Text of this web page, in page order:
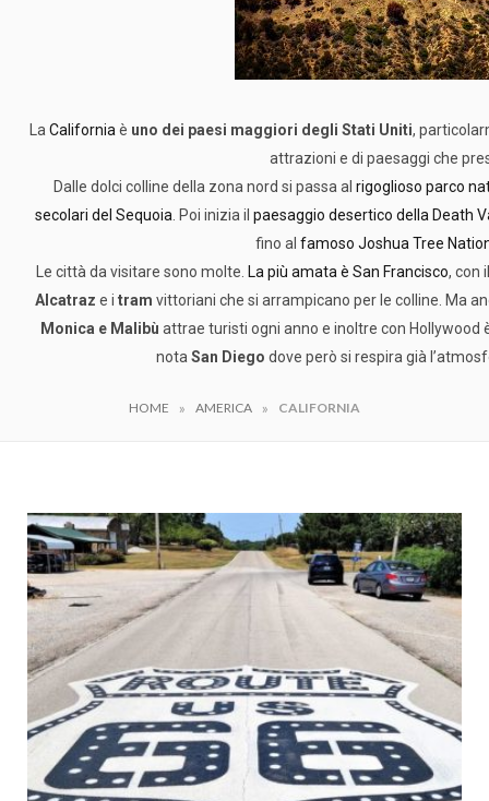
La California è uno dei paesi maggiori degli Stati Uniti,
attrazioni e di paesaggi che
Dalle dolci colline della zona nord si passa al rigoglioso parco
secolari del Sequoia . Poi inizia il paesaggio desertico della Death
fino al famoso Joshua Tree
Le città da visitare sono molte. La più amata è San Francisco, con
Alcatraz e i tram vittoriani che si arrampicano per le colline. Ma
Monica e Malibù attrae turisti ogni anno e inoltre con Hollywood
nota San Diego dove però si respira già
HOME » AMERICA » CALIFORNIA